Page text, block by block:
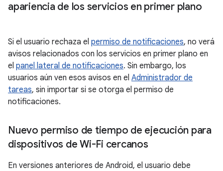
apariencia de los servicios en primer plano
Si el usuario rechaza el permiso de notificaciones, no verá
avisos relacionados con los servicios en primer plano en
el panel lateral de notificaciones. Sin embargo, los
usuarios aún ven esos avisos en el Administrador de
tareas, sin importar si se otorga el permiso de
notificaciones.
Nuevo permiso de tiempo de ejecución para
dispositivos de Wi-Fi cercanos
En versiones anteriores de Android, el usuario debe